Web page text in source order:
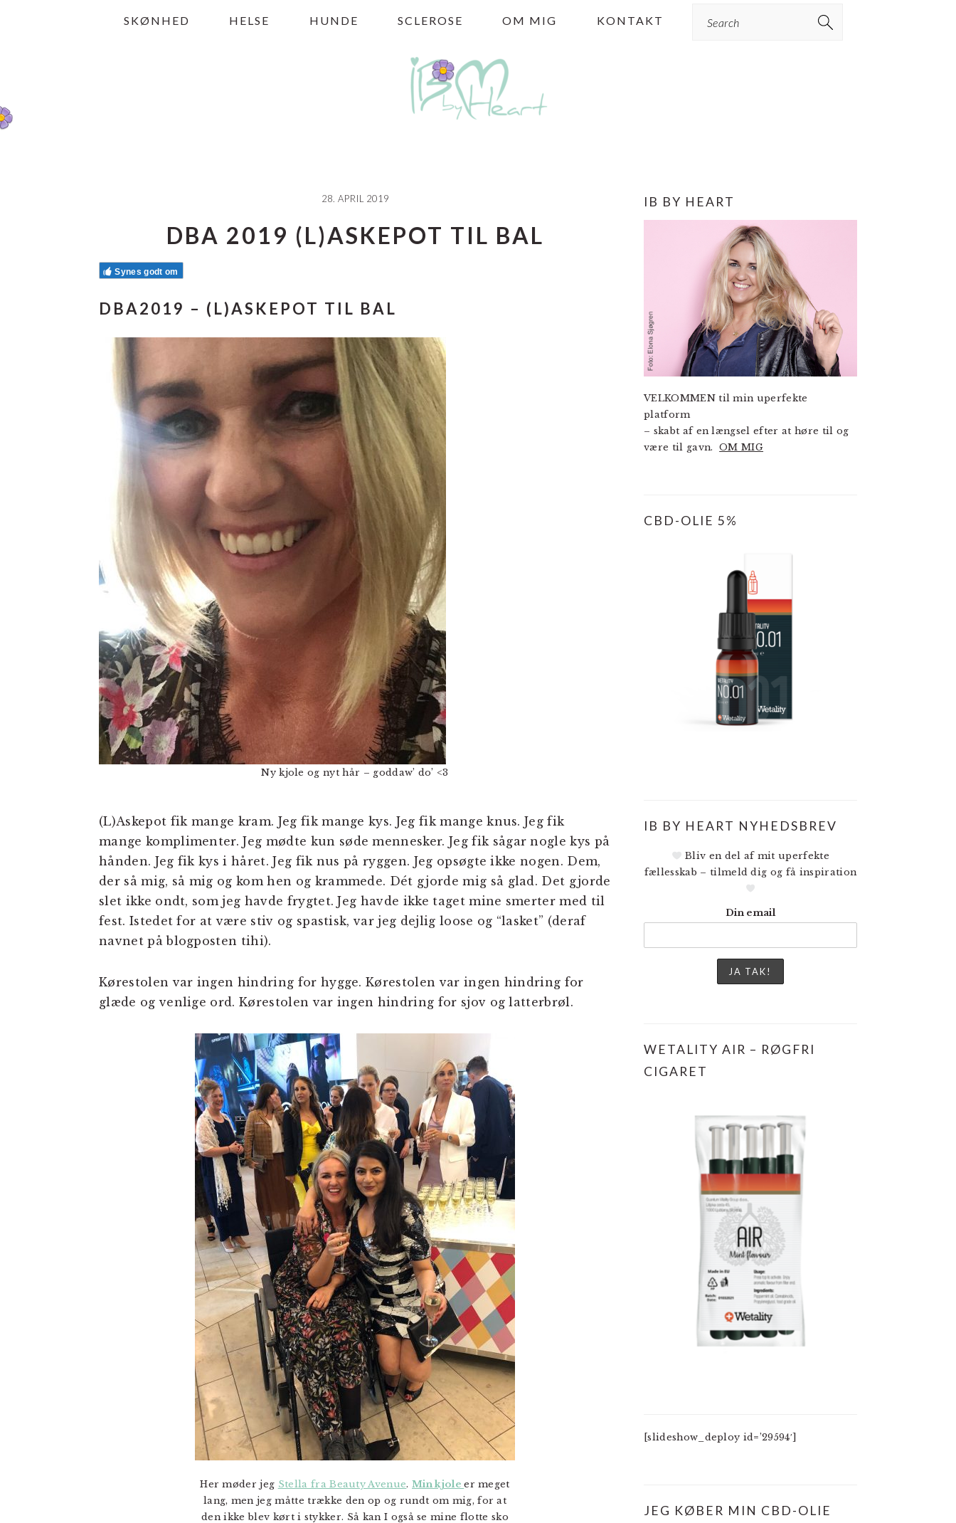
SKØNHED HELSE HUNDE SCLEROSE OM MIG KONTAKT
28. APRIL 2019
DBA 2019 (L)ASKEPOT TIL BAL
Synes godt om
DBA2019 – (L)ASKEPOT TIL BAL
Ny kjole og nyt hår – goddaw’ do’ <3
(L)Askepot fik mange kram. Jeg fik mange kys. Jeg fik mange knus. Jeg fik
mange komplimenter. Jeg mødte kun søde mennesker. Jeg fik sågar nogle kys på
hånden. Jeg fik kys i håret. Jeg fik nus på ryggen. Jeg opsøgte ikke nogen. Dem,
der så mig, så mig og kom hen og krammede. Dét gjorde mig så glad. Det gjorde
slet ikke ondt, som jeg havde frygtet. Jeg havde ikke taget mine smerter med til
fest. Istedet for at være stiv og spastisk, var jeg dejlig loose og “lasket” (deraf
navnet på blogposten tihi).
Kørestolen var ingen hindring for hygge. Kørestolen var ingen hindring for
glæde og venlige ord. Kørestolen var ingen hindring for sjov og latterbrøl.
Her møder jeg Stella fra Beauty Avenue.Min kjoleer meget
lang, men jeg måtte trække den op og rundt om mig, for at
den ikke blev kørt i stykker. Så kan I også se mine flotte sko
PRIMÆR
IB BY HEART
VELKOMMEN til min uperfekte
platform
– skabt af en længsel efter at høre til og
være til gavn.OM MIG
CBD-OLIE 5%
IB BY HEART NYHEDSBREV
Bliv en del af mit uperfekte
fællesskab – tilmeld dig og få inspiration
Din email
WETALITY AIR – RØGFRI
CIGARET
[slideshow_deploy id=’29594′]
JEG KØBER MIN CBD-OLIE